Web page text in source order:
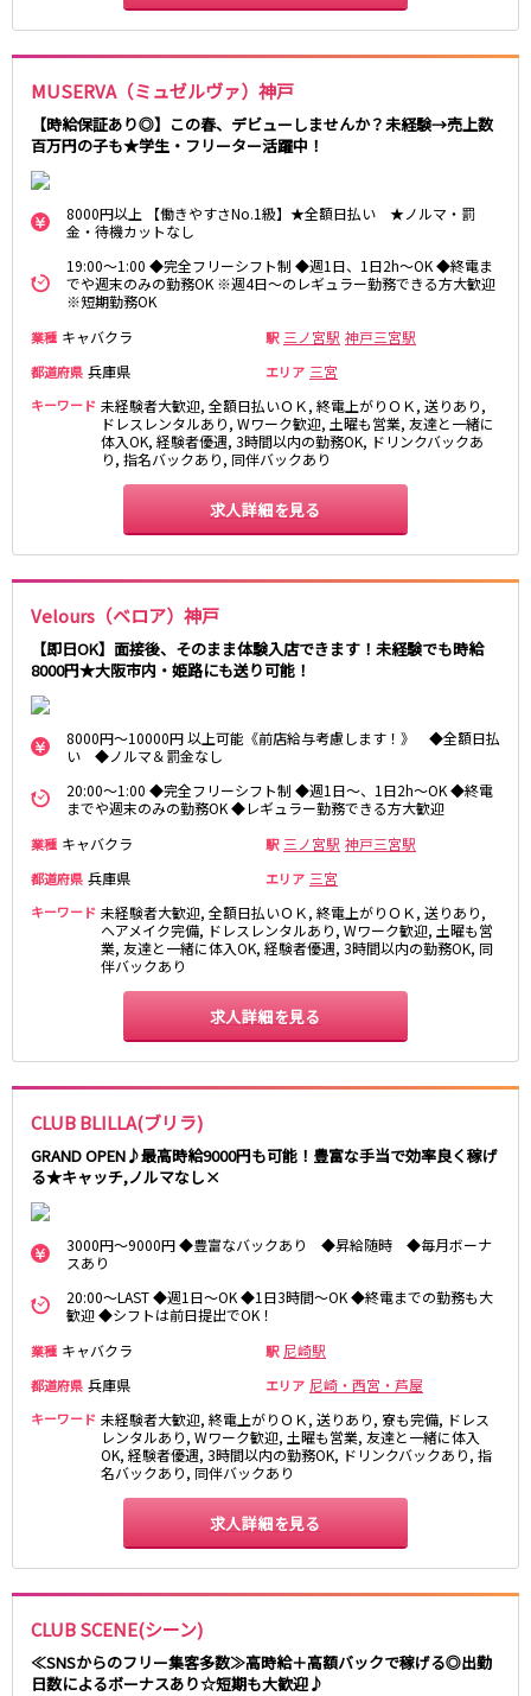
MUSERVA（ミュゼルヴァ）神戸
【時給保証あり◎】この春、デビューしませんか？未経験→売上数
百万円の子も★学生・フリーター活躍中！
8000円以上 【働きやすさNo.1級】★全額日払い ★ノルマ・罰
金・待機カットなし
19:00～1:00 ◆完全フリーシフト制 ◆週1日、1日2h～OK ◆終電ま
でや週末のみの勤務OK ※週4日～のレギュラー勤務できる方大歓迎
※短期勤務OK
業種 キャバクラ 駅 三ノ宮駅 神戸三宮駅
都道府県 兵庫県 エリア 三宮
キーワード 未経験者大歓迎, 全額日払いＯＫ, 終電上がりＯＫ, 送りあり,
ドレスレンタルあり, Wワーク歓迎, 土曜も営業, 友達と一緒に
体入OK, 経験者優遇, 3時間以内の勤務OK, ドリンクバックあ
り, 指名バックあり, 同伴バックあり
求人詳細を見る
Velours（ベロア）神戸
【即日OK】面接後、そのまま体験入店できます！未経験でも時給
8000円★大阪市内・姫路にも送り可能！
8000円～10000円 以上可能《前店給与考慮します！》 ◆全額日払
い ◆ノルマ＆罰金なし
20:00～1:00 ◆完全フリーシフト制 ◆週1日～、1日2h～OK ◆終電
までや週末のみの勤務OK ◆レギュラー勤務できる方大歓迎
業種 キャバクラ 駅 三ノ宮駅 神戸三宮駅
都道府県 兵庫県 エリア 三宮
キーワード 未経験者大歓迎, 全額日払いＯＫ, 終電上がりＯＫ, 送りあり,
ヘアメイク完備, ドレスレンタルあり, Wワーク歓迎, 土曜も営
業, 友達と一緒に体入OK, 経験者優遇, 3時間以内の勤務OK, 同
伴バックあり
求人詳細を見る
CLUB BLILLA(ブリラ)
GRAND OPEN♪最高時給9000円も可能！豊富な手当で効率良く稼げ
る★キャッチ,ノルマなし×
3000円～9000円 ◆豊富なバックあり ◆昇給随時 ◆毎月ボーナ
スあり
20:00～LAST ◆週1日～OK ◆1日3時間～OK ◆終電までの勤務も大
歓迎 ◆シフトは前日提出でOK！
業種 キャバクラ 駅 尼崎駅
都道府県 兵庫県 エリア 尼崎・西宮・芦屋
キーワード 未経験者大歓迎, 終電上がりＯＫ, 送りあり, 寮も完備, ドレス
レンタルあり, Wワーク歓迎, 土曜も営業, 友達と一緒に体入
OK, 経験者優遇, 3時間以内の勤務OK, ドリンクバックあり, 指
名バックあり, 同伴バックあり
求人詳細を見る
CLUB SCENE(シーン)
≪SNSからのフリー集客多数≫高時給＋高額バックで稼げる◎出勤
日数によるボーナスあり☆短期も大歓迎♪
阪急神戸本線
神戸三宮駅
梅田駅
十三駅
夙川駅
近鉄大阪線
大和八木駅
布施駅
近鉄八尾駅
南海高野線(りんかんサンライン)
堺東駅 今宮戎駅
Osaka Metro谷町線
中崎町駅
姫路駅
東加古川駅
明石駅
土山駅
山陽電鉄本線
山陽姫路駅
播磨町駅
阪急宝塚本線
十三駅
阪神本線
尼崎駅
西宮駅
出屋敷駅
福島駅
JR山陽本線(姫路～岡山)
姫路駅
JR大阪環状線
大阪駅
京橋駅
天満駅
弁天町駅
森ノ宮駅
福島駅
長堀橋駅
扇町駅
日本橋駅
北浜駅
恵美須町駅
近鉄難波線
Osaka Metro千日前線